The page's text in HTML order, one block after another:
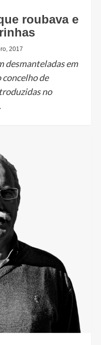
roubava e
2017
desmanteladas em
concelho de
no